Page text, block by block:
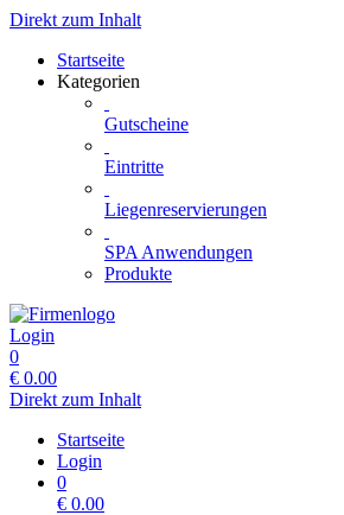
Direkt zum Inhalt
Startseite
Kategorien
Gutscheine
Eintritte
Liegenreservierungen
SPA Anwendungen
Produkte
Login
0
€ 0.00
Direkt zum Inhalt
Startseite
Login
0
€ 0.00